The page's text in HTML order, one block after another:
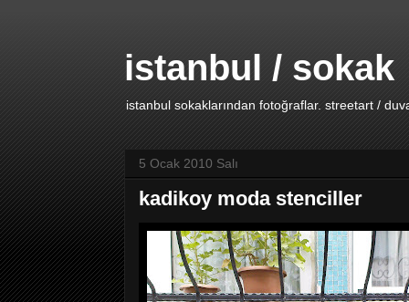
istanbul / sokak
istanbul sokaklarından fotoğraflar. streetart /
5 Ocak 2010 Salı
kadikoy moda stenciller